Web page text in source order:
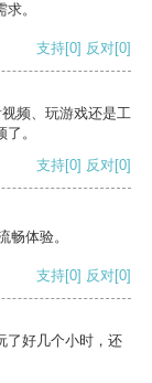
。
支持[0] 反对[0]
频、玩游戏还是工
。
支持[0] 反对[0]
畅体验。
支持[0] 反对[0]
了好几个小时，还